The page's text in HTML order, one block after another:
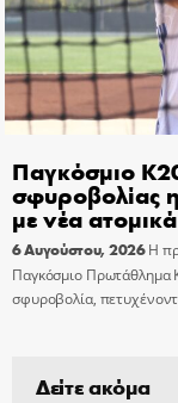
Παγκόσμιο
σφυροβολίας
με νέα
6 Αυγούστου, 2026 Η
Παγκόσμιο Πρωτάθλημα
σφυροβολία,
Δείτε ακόμα